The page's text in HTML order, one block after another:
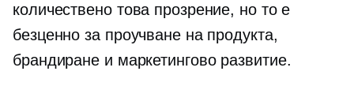
количествено това прозрение, но то е
безценно за проучване на продукта,
брандиране и маркетингово развитие.